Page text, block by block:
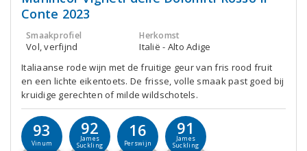
Conte 2023
Smaakprofiel
Vol, verfijnd
Herkomst
Italië - Alto Adige
Italiaanse rode wijn met de fruitige geur van fris rood fruit
en een lichte eikentoets. De frisse, volle smaak past goed bij
kruidige gerechten of milde wildschotels.
93
Vinum
92
James
Suckling
16
Perswijn
91
James
Suckling